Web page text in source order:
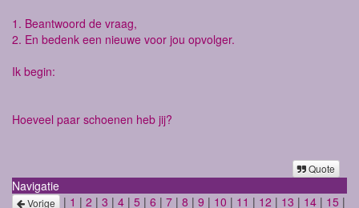
1. Beantwoord de vraag,
2. En bedenk een nieuwe voor jou opvolger.
Ik begin:
Hoeveel paar schoenen heb jij?
Quote
Navigatie
Vorige | 1 | 2 | 3 | 4 | 5 | 6 | 7 | 8 | 9 | 10 | 11 | 12 | 13 | 14 | 15 |